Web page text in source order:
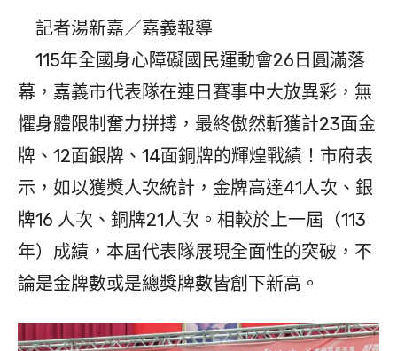
記者湯新嘉／嘉義報導
115年全國身心障礙國民運動會26日圓滿落
幕，嘉義市代表隊在連日賽事中大放異彩，無
懼身體限制奮力拼搏，最終傲然斬獲計23面金
牌、12面銀牌、14面銅牌的輝煌戰績！市府表
示，如以獲獎人次統計，金牌高達41人次、銀
牌16 人次、銅牌21人次。相較於上一屆（113
年）成績，本屆代表隊展現全面性的突破，不
論是金牌數或是總獎牌數皆創下新高。